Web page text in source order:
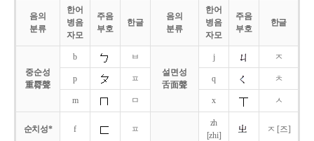
음의
분류
한어
병음
자모
주음
부호
한글
음의
분류
한어
병음
자모
주음
부호
한글
중순성
重脣聲
b
ㅂ
설면성
舌面聲
j ㅈ
p ㅍ q ㅊ
m ㅁ x ㅅ
순치성* f ㅍ
zh
[zhi]
ㅈ [즈]